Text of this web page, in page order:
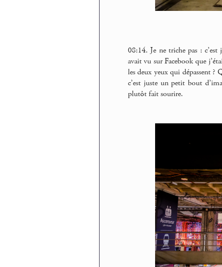
08:14. Je ne triche pas :
avait vu sur Facebook que
les deux yeux qui dépassent ?
c’est juste un petit bout
plutôt fait sourire.